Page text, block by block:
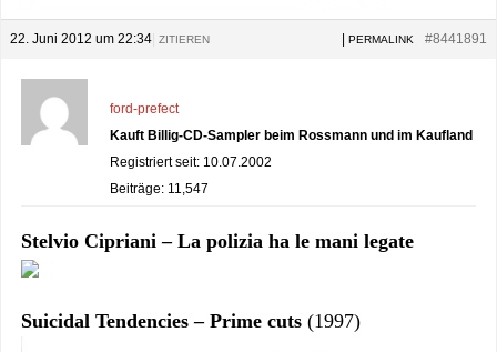
22. Juni 2012 um 22:34 #8441891
PERMALINK
ZITIEREN
ford-prefect
Kauft Billig-CD-Sampler beim Rossmann und im Kaufland
Registriert seit: 10.07.2002
Beiträge: 11,547
Stelvio Cipriani – La polizia ha le mani legate
Suicidal Tendencies – Prime cuts (1997)